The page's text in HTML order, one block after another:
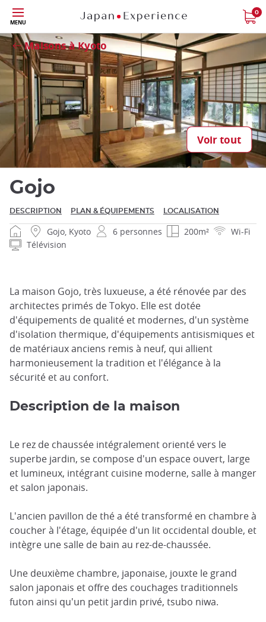
Skip
to
main
content
MENU
0
Maisons à Kyoto
Voir tout
Fermer
Gojo
DESCRIPTION PLAN & ÉQUIPEMENTS LOCALISATION
Gojo, Kyoto 6 personnes 200m²
Wi-Fi
Télévision
La maison Gojo, très luxueuse, a été rénovée par des
architectes primés de Tokyo. Elle est dotée
d'équipements de qualité et modernes, d'un système
d'isolation thermique, d'équipements antisismiques et
de matériaux anciens remis à neuf, qui allient
harmonieusement la tradition et l'élégance à la
sécurité et au confort.
Description de la maison
Le rez de chaussée intégralement orienté vers le
superbe jardin, se compose d'un espace ouvert, large
et lumineux, intégrant cuisine moderne, salle à manger
et salon japonais.
L'ancien pavillon de thé a été transformé en chambre à
coucher à l'étage, équipée d'un lit occidental double, et
intègre une salle de bain au rez-de-chaussée.
Une deuxième chambre, japonaise, jouxte le grand
salon japonais et offre des couchages traditionnels
futon ainsi qu'un petit jardin privé, tsubo niwa.
Fermer